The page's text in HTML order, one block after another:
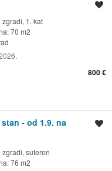
1. kat
70 m2
800 €
- od 1.9. na
suteren
76 m2